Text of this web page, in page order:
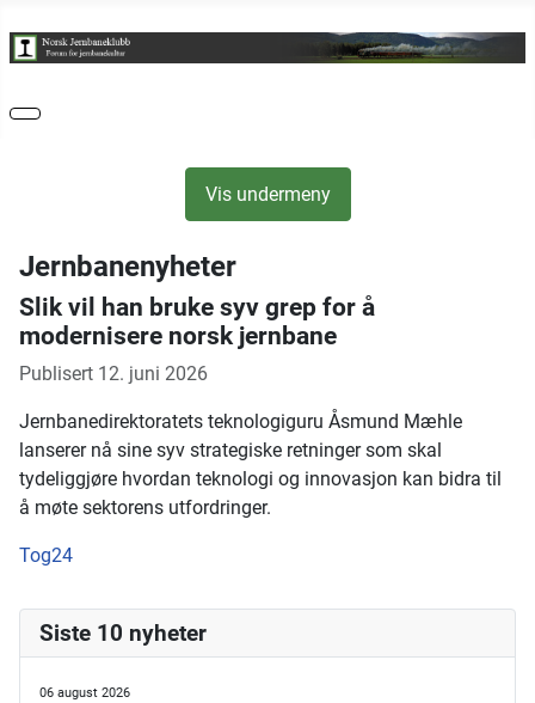
Vis undermeny
Jernbanenyheter
Slik vil han bruke syv grep for å
modernisere norsk jernbane
Publisert 12. juni 2026
Jernbanedirektoratets teknologiguru Åsmund Mæhle
lanserer nå sine syv strategiske retninger som skal
tydeliggjøre hvordan teknologi og innovasjon kan bidra til
å møte sektorens utfordringer.
Tog24
Siste 10 nyheter
06 august 2026